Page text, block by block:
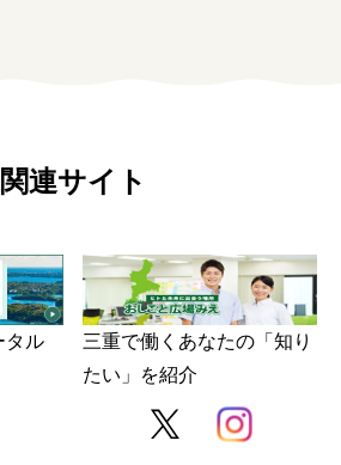
関連サイト
タル
三重で働くあなたの「知り
たい」を紹介